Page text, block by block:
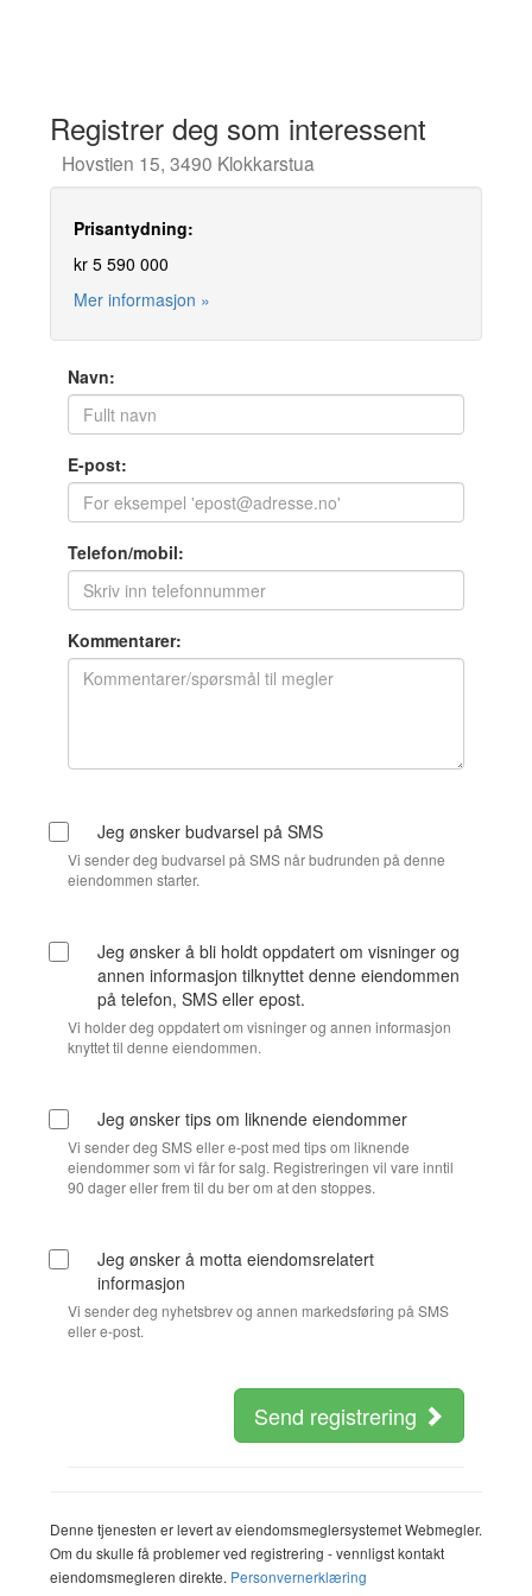
Registrer deg som interessent
Hovstien 15, 3490 Klokkarstua
Prisantydning:
kr 5 590 000
Mer informasjon »
Navn:
E-post:
Telefon/mobil:
Kommentarer:
Jeg ønsker budvarsel på SMS
Vi sender deg budvarsel på SMS når budrunden på denne
eiendommen starter.
Jeg ønsker å bli holdt oppdatert om visninger og
annen informasjon tilknyttet denne eiendommen
på telefon, SMS eller epost.
Vi holder deg oppdatert om visninger og annen informasjon
knyttet til denne eiendommen.
Jeg ønsker tips om liknende eiendommer
Vi sender deg SMS eller e-post med tips om liknende
eiendommer som vi får for salg. Registreringen vil vare inntil
90 dager eller frem til du ber om at den stoppes.
Jeg ønsker å motta eiendomsrelatert
informasjon
Vi sender deg nyhetsbrev og annen markedsføring på SMS
eller e-post.
Send registrering
Denne tjenesten er levert av eiendomsmeglersystemet Webmegler.
Om du skulle få problemer ved registrering - vennligst kontakt
eiendomsmegleren direkte. Personvernerklæring